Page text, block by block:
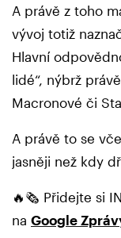
A právě z toho
vývoj totiž
Hlavní
lidé“, nýbrž
Macronové či
A právě to se
jasněji než kdy
🔥🗞️ Přidejte si
na Google